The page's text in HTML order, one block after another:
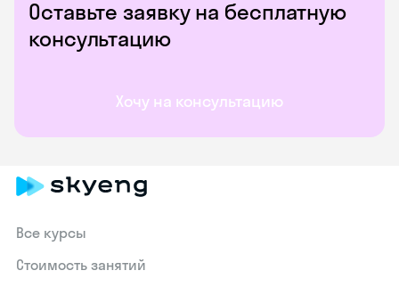
Оставьте заявку на бесплатную
консультацию
Хочу на консультацию
Все курсы
Стоимость занятий